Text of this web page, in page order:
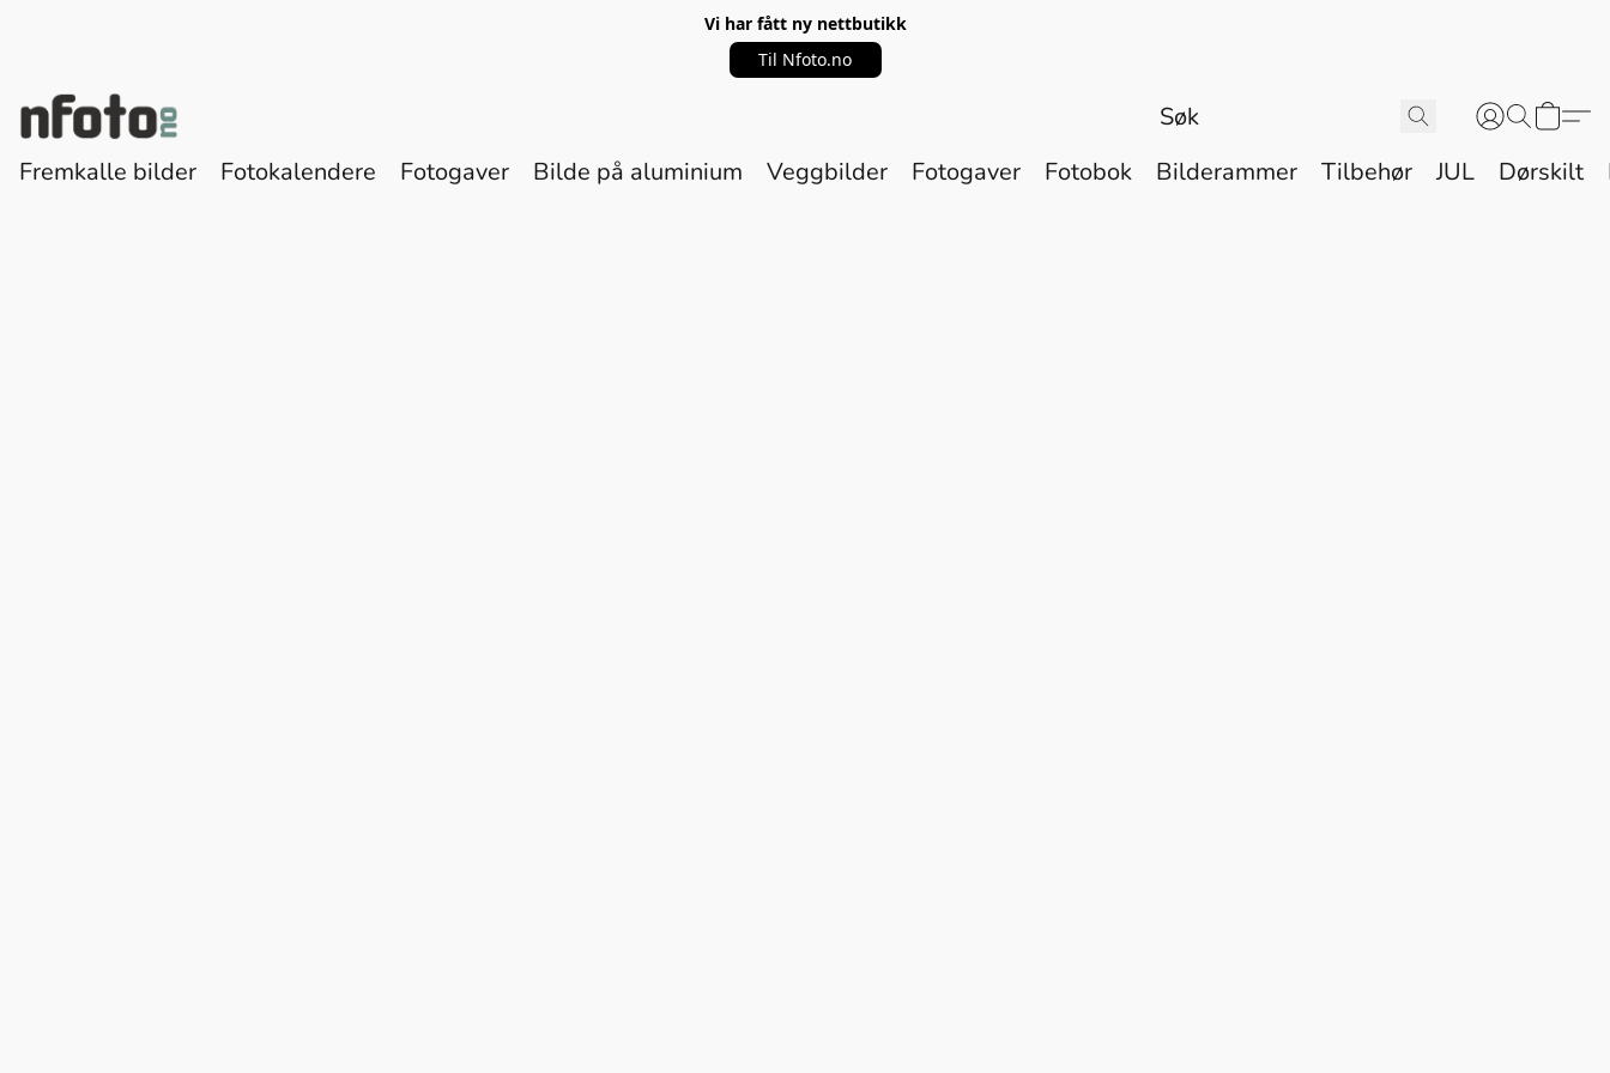
Vi har fått ny nettbutikk
Til Nfoto.no
Fremkalle bilder Fotokalendere Fotogaver Bilde på aluminium Veggbilder Fotogaver Fotobok Bilderammer Tilbehør JUL Dørskilt